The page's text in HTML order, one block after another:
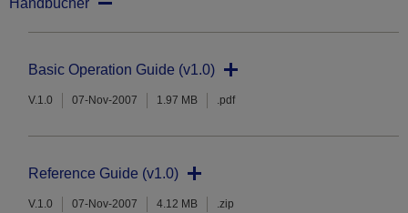
Handbücher
Basic Operation Guide (v1.0)
V.1.0 07-Nov-2007 1.97 MB .pdf
Reference Guide (v1.0)
V.1.0 07-Nov-2007 4.12 MB .zip